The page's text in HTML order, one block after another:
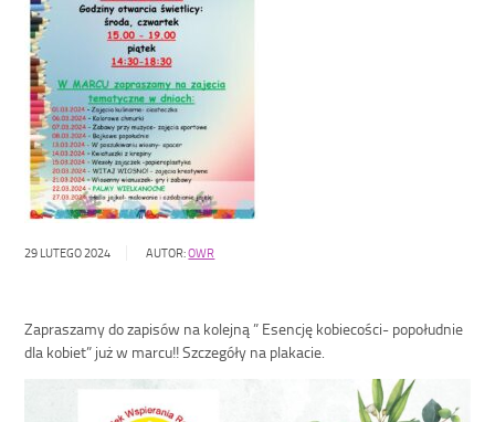
29 LUTEGO 2024 AUTOR:OWR
Zapraszamy do zapisów na kolejną ” Esencję kobiecości- popołudnie
dla kobiet” już w marcu!! Szczegóły na plakacie.